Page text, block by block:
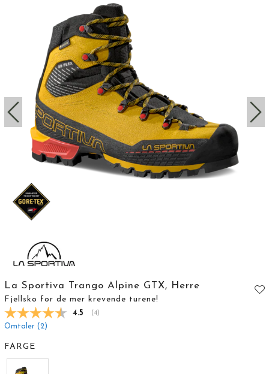
La Sportiva Trango Alpine GTX, Herre
Fjellsko for de mer krevende turene!
Gjennomsnittskarakter:
4.5 (stemmer:
4)
Omtaler (2)
FARGE